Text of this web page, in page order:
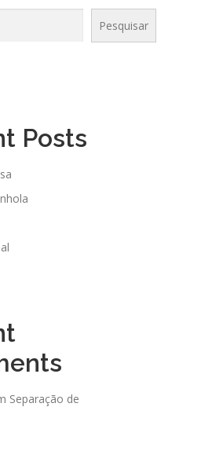
Pesquisar
Posts
Separação de